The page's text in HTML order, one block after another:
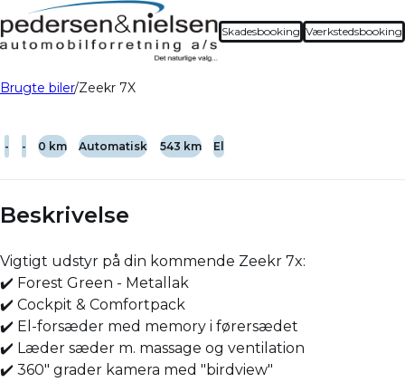
Skadesbooking Værkstedsbooking
Brugte biler Zeekr 7X
- - 0 km Automatisk 543 km El
Beskrivelse
Vigtigt udstyr på din kommende Zeekr 7x:
✔️ Forest Green - Metallak
✔️ Cockpit & Comfortpack
✔️ El-forsæder med memory i førersædet
✔️ Læder sæder m. massage og ventilation
✔️ 360" grader kamera med "birdview"